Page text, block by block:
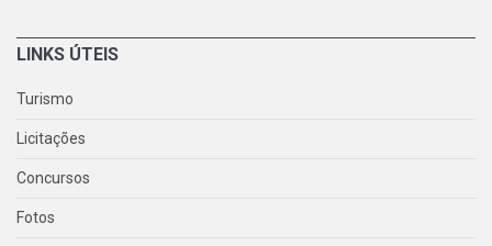
LINKS ÚTEIS
Turismo
Licitações
Concursos
Fotos